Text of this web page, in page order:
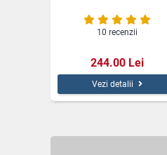
10 recenzii
244.00 Lei
Vezi detalii